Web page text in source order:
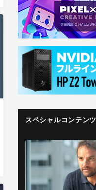
スペシャルコンテンツ